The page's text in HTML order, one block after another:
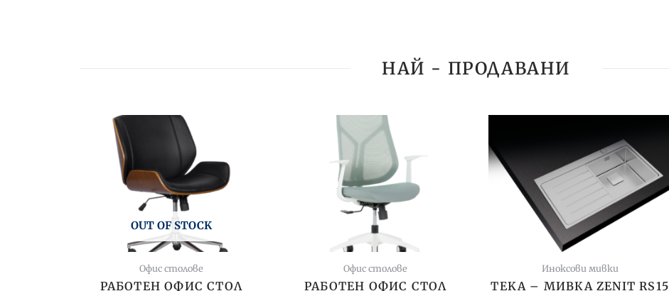
НАЙ - ПРОДАВАНИ
OUT OF STOCK
Офис столове
РАБОТЕН ОФИС СТОЛ
Офис столове
РАБОТЕН ОФИС СТОЛ
Иноксови мивки
TEKA – МИВКА ZENIT RS15